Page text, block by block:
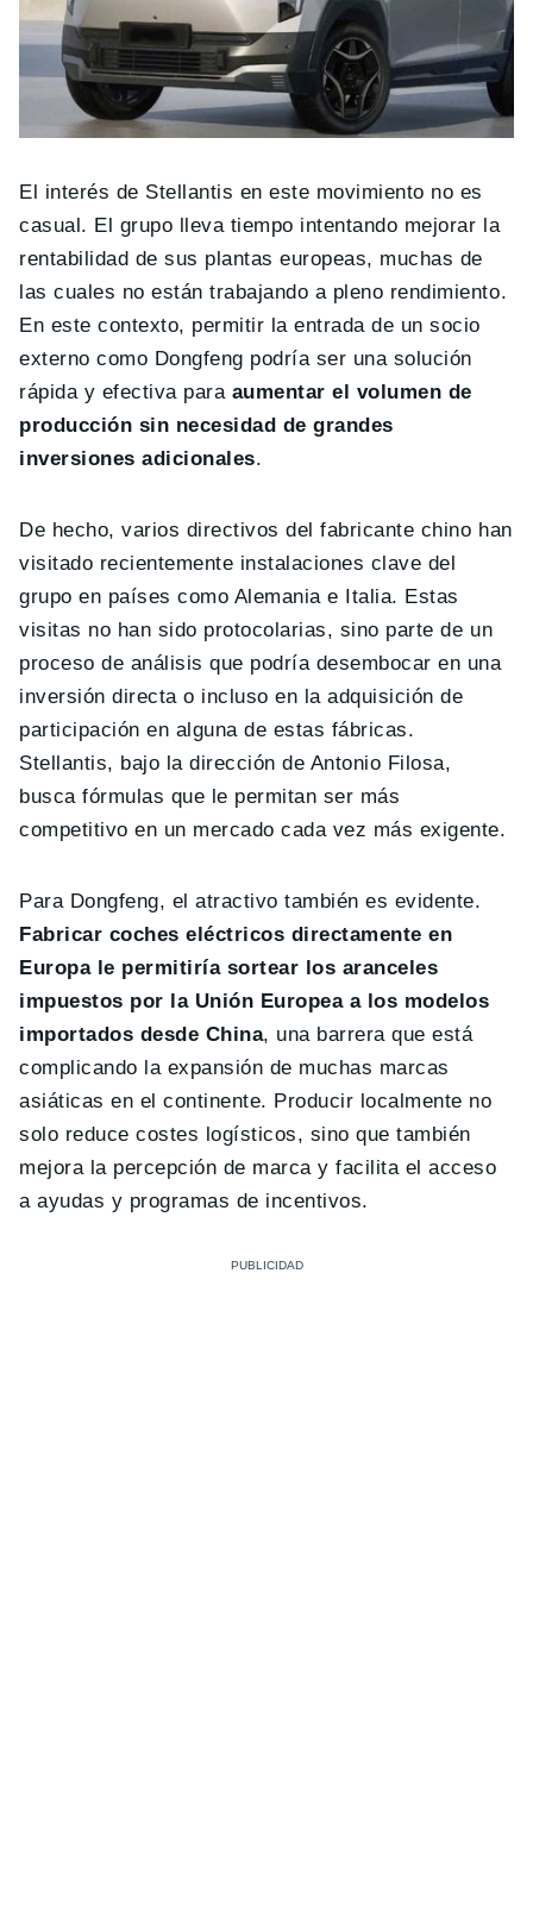
El interés de Stellantis en este movimiento no es
casual. El grupo lleva tiempo intentando mejorar la
rentabilidad de sus plantas europeas, muchas de
las cuales no están trabajando a pleno rendimiento.
En este contexto, permitir la entrada de un socio
externo como Dongfeng podría ser una solución
rápida y efectiva para aumentar el volumen de
producción sin necesidad de grandes
inversiones adicionales.
De hecho, varios directivos del fabricante chino han
visitado recientemente instalaciones clave del
grupo en países como Alemania e Italia. Estas
visitas no han sido protocolarias, sino parte de un
proceso de análisis que podría desembocar en una
inversión directa o incluso en la adquisición de
participación en alguna de estas fábricas.
Stellantis, bajo la dirección de Antonio Filosa,
busca fórmulas que le permitan ser más
competitivo en un mercado cada vez más exigente.
Para Dongfeng, el atractivo también es evidente.
Fabricar coches eléctricos directamente en
Europa le permitiría sortear los aranceles
impuestos por la Unión Europea a los modelos
importados desde China, una barrera que está
complicando la expansión de muchas marcas
asiáticas en el continente. Producir localmente no
solo reduce costes logísticos, sino que también
mejora la percepción de marca y facilita el acceso
a ayudas y programas de incentivos.